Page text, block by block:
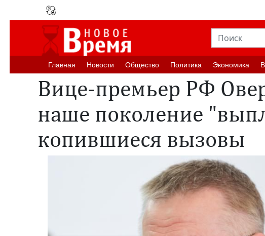
Главная Новости Oбщество Политика Экономика
Вице-премьер РФ
наше поколение
копившиеся вызовы